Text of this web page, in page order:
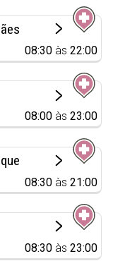
08:30 às22:00
08:00 às23:00
08:30 às21:00
08:30 às23:00